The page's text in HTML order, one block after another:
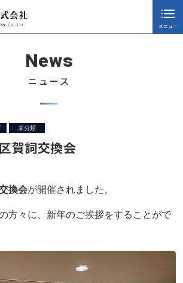
メニュー
閉じる
News
ニュース
未分類
賀詞交換会
換会が開催されました。
方々に、新年のご挨拶をすることがで